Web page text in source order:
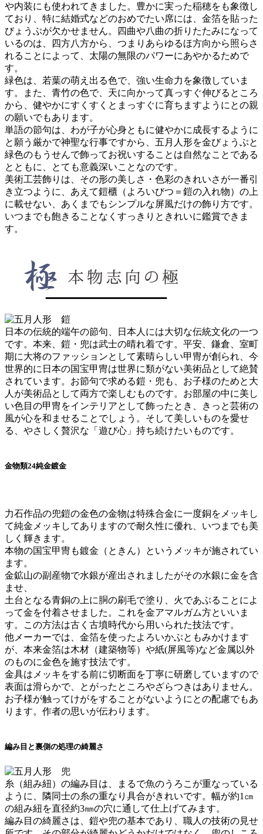
や内装にも使われてきました。豊かに実った稲穂をも象徴し
ており、特に結婚式などのおめでたい席には、金箔を貼った
びょうぶが欠かせません。四曲や八曲の折りたたみになって
いるのは、四方八方から、つまりあらゆるほ方向から照らさ
れることによって、太陽の無限のパワーにあやかるためで
す。
緑色は、 若葉の萌え出る色で、強い生命力を象徴していま
す。また、青竹の色で、天に向かって真っすぐ伸びるところ
から、 健やかにすくすくとまっすぐに育ちますようにとの親
の願いでもあります。
単語の節句は、 わが子が心身ともに健やかに成長するように
と願う厳かで神聖な行事ですから、五月人形を金びょうぶと
緑色のもうせんで飾ってお祝いすることは自然なことである
とともに、とても意義深いことなのです。
美術工芸飾りは、その形の美しさ・色彩のきれいさが一番引
き立つように、あえて鎧櫃（よろいびつ＝鎧の入れ物）の上
に載せない、あくまでもシンプルな屏風だけの飾り方です。
いつまでも飽きることなくすっきりときれいに鑑賞できま
す。
日本の伝統的端午の節句、日本人には大切な伝統文化の一つ
です。本来、鎧・兜は武士の晴れ着です。平安、鎌倉、室町
期に大将のファッションとして素晴らしい甲冑が創られ、今
世界的に日本の国宝甲冑は世界に類がない美術品として絶賛
されています。お節句で求める鎧・兜も、お子様のためと大
人が美術品として両方で楽しむものです。お部屋の中に美し
い色目の甲冑をインテリアとして飾ったとき、きっと芸術の
風が心を和ませることでしょう。そして美しいものを愛せ
る、やさしく贅沢な「遊び心」持ち続けたいものです。
金物類24純金鍍金
力石作品の兜鎧の金色の金物は特殊合金に一度銅をメッキし
て純金メッキしてありますので耐久性に優れ、いつまでも美
しく輝きます。
本物の国宝甲冑も鍍金（ときん）というメッキが施されてい
ます。
金鉱山の副産物で水銀が産出されましたがその水銀に金を含
ませ、
土台となる青銅の上に胴の刷毛で塗り、火であぶることによ
って金を付着させました。これを金アマルガム方といいま
す。この方法は古く古墳時代から用いられた技法です。
他メーカーでは、金箔を使ったよろいかぶともみかけます
が、本来金箔は木材（建築物等）や紙(屏風等)など金属以外
のものに金色を施す技法です。
金具はメッキをする前に切断面を丁寧に研磨していますので
表面は滑らかで、とがったところやざらつきはありません。
お子様が触ってけがをすることがないようにとの配慮でもあ
ります。作者の思いが伝わります。
編み目と裏側の処理の綺麗さ
糸（組み紐）の編み目は、まるで魚のうろこが重なっている
ように、隣同士の糸の重なり具合がきれいです。幅が約1㎝
の組み紐を直径約3㎜の穴に通して仕上げてみます。
編み目の綺麗さは、鎧や兜の基本であり、職人の技術の見せ